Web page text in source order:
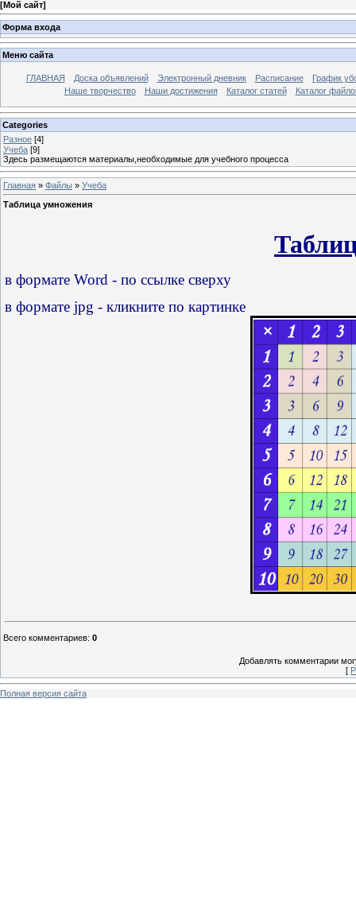
[Мой сайт]
Форма входа
Меню сайта
ГЛАВНАЯ Доска объявлений Электронный дневник Расписание
График
Наше творчество
Наши достижения Каталог статей Каталог
Categories
Разное [4]
Учеба [9]
Здесь размещаются материалы,необходимые для учебного процесса
Главная » Файлы » Учеба
Таблица умножения
в формате Word - по ссылке сверху
в формате jpg - кликните по картинке
Всего комментариев: 0
Добавлять комментарии
[
Полная версия сайта